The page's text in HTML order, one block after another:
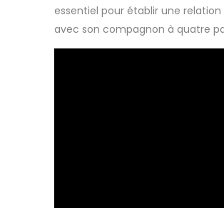
essentiel pour établir une
avec son compagnon à quatre